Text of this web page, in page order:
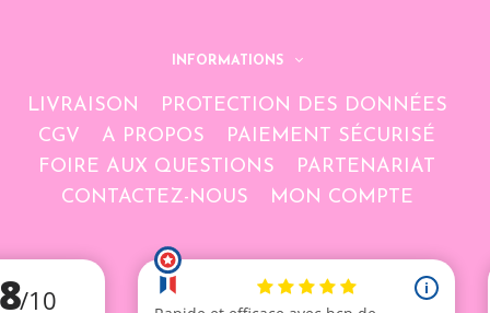
INFORMATIONS
LIVRAISON
PROTECTION DES DONNÉES
CGV
A PROPOS
PAIEMENT SÉCURISÉ
FOIRE AUX QUESTIONS
PARTENARIAT
CONTACTEZ-NOUS
MON COMPTE